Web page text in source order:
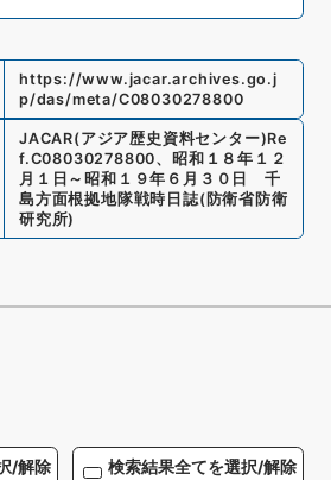
https://www.jacar.archives.go.j
p/das/meta/C08030278800
JACAR(アジア歴史資料センター)Re
f.C08030278800、 昭和１８年１２
月１日～昭和１９年６月３０日 千
島方面根拠地隊戦時日誌( 防衛省防衛
研究所)
/解除 検索結果全てを選択/解除